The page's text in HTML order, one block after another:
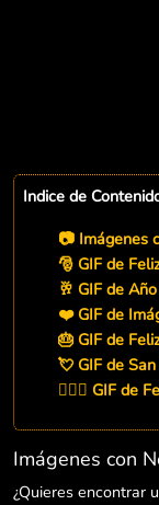
Indice de
📷 Imágenes
🎅 GIF de
🥂 GIF de
❤️ GIF de
🎂 GIF de
💘 GIF de
👨‍❤️‍👨 GIF de
Imágenes con
¿Quieres encontrar